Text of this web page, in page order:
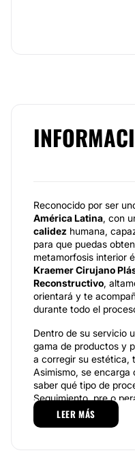
Reconocido por ser
América Latina, con
calidez humana,
para que puedas
metamorfosis interior
Kraemer Cirujano
Reconstructivo,
orientará y te
durante todo el
Dentro de su servicio
gama de productos y
a corregir su estética,
Asimismo, se encarga
saber qué tipo de
Seguimiento, pre o
encuentra con el
Dr.
LEER MÁS